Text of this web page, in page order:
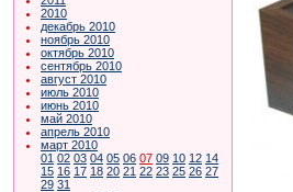
2010
декабрь 2010
ноябрь 2010
октябрь 2010
сентябрь 2010
август 2010
июль 2010
июнь 2010
май 2010
апрель 2010
март 2010
01 02 03 04 05 06 07 09 10 12 14
15 16 17 18 20 21 22 23 25 26 27
29 31